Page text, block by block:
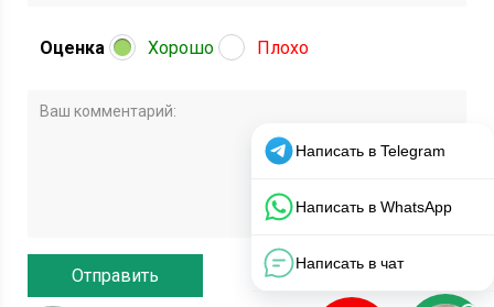
Оценка Хорошо Плохо